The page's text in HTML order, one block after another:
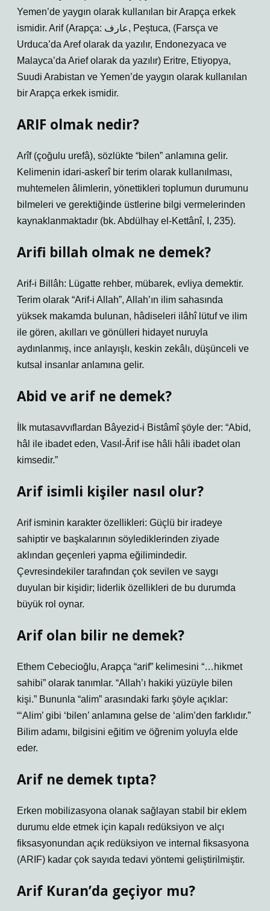
Yemen’de yaygın olarak kullanılan bir Arapça erkek
ismidir. Arif (Arapça: عارف‎, Peştuca, (Farsça ve
Urduca’da Aref olarak da yazılır, Endonezyaca ve
Malayca’da Arief olarak da yazılır) Eritre, Etiyopya,
Suudi Arabistan ve Yemen’de yaygın olarak kullanılan
bir Arapça erkek ismidir.
ARIF olmak nedir?
Arîf (çoğulu urefâ), sözlükte “bilen” anlamına gelir.
Kelimenin idari-askerî bir terim olarak kullanılması,
muhtemelen âlimlerin, yönettikleri toplumun durumunu
bilmeleri ve gerektiğinde üstlerine bilgi vermelerinden
kaynaklanmaktadır (bk. Abdülhay el-Kettânî, I, 235).
Arifi billah olmak ne demek?
Arif-i Billâh: Lügatte rehber, mübarek, evliya demektir.
Terim olarak “Arif-i Allah”, Allah’ın ilim sahasında
yüksek makamda bulunan, hâdiseleri ilâhî lütuf ve ilim
ile gören, akılları ve gönülleri hidayet nuruyla
aydınlanmış, ince anlayışlı, keskin zekâlı, düşünceli ve
kutsal insanlar anlamına gelir.
Abid ve arif ne demek?
İlk mutasavvıflardan Bâyezid-i Bistâmî şöyle der: “Abid,
hâl ile ibadet eden, Vasıl-Ârif ise hâli hâli ibadet olan
kimsedir.”
Arif isimli kişiler nasıl olur?
Arif isminin karakter özellikleri: Güçlü bir iradeye
sahiptir ve başkalarının söylediklerinden ziyade
aklından geçenleri yapma eğilimindedir.
Çevresindekiler tarafından çok sevilen ve saygı
duyulan bir kişidir; liderlik özellikleri de bu durumda
büyük rol oynar.
Arif olan bilir ne demek?
Ethem Cebecioğlu, Arapça “arif” kelimesini “…hikmet
sahibi” olarak tanımlar. “Allah’ı hakiki yüzüyle bilen
kişi.” Bununla “alim” arasındaki farkı şöyle açıklar:
“‘Alim’ gibi ‘bilen’ anlamına gelse de ‘alim’den farklıdır.”
Bilim adamı, bilgisini eğitim ve öğrenim yoluyla elde
eder.
Arif ne demek tıpta?
Erken mobilizasyona olanak sağlayan stabil bir eklem
durumu elde etmek için kapalı redüksiyon ve alçı
fiksasyonundan açık redüksiyon ve internal fiksasyona
(ARIF) kadar çok sayıda tedavi yöntemi geliştirilmiştir.
Arif Kuran’da geçiyor mu?